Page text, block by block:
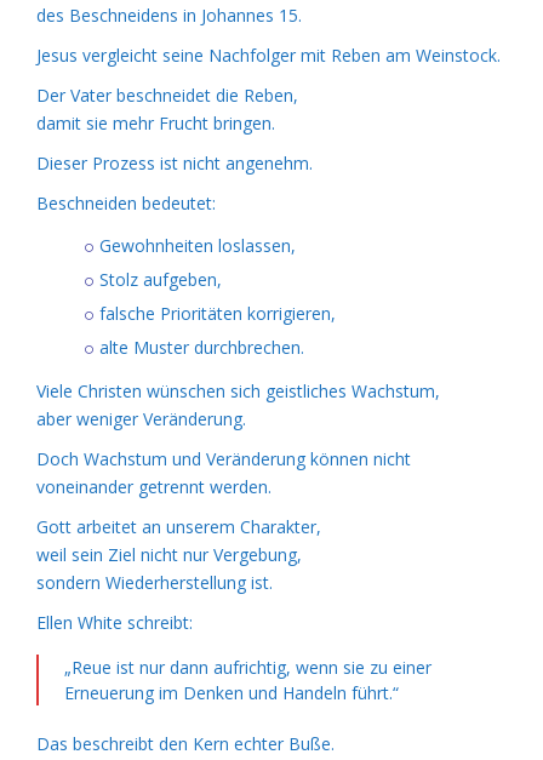
des Beschneidens in Johannes 15.
Jesus vergleicht seine Nachfolger mit Reben am Weinstock.
Der Vater beschneidet die Reben,
damit sie mehr Frucht bringen.
Dieser Prozess ist nicht angenehm.
Beschneiden bedeutet:
Gewohnheiten loslassen,
Stolz aufgeben,
falsche Prioritäten korrigieren,
alte Muster durchbrechen.
Viele Christen wünschen sich geistliches Wachstum,
aber weniger Veränderung.
Doch Wachstum und Veränderung können nicht
voneinander getrennt werden.
Gott arbeitet an unserem Charakter,
weil sein Ziel nicht nur Vergebung,
sondern Wiederherstellung ist.
Ellen White schreibt:
„Reue ist nur dann aufrichtig, wenn sie zu einer
Erneuerung im Denken und Handeln führt.“
Das beschreibt den Kern echter Buße.